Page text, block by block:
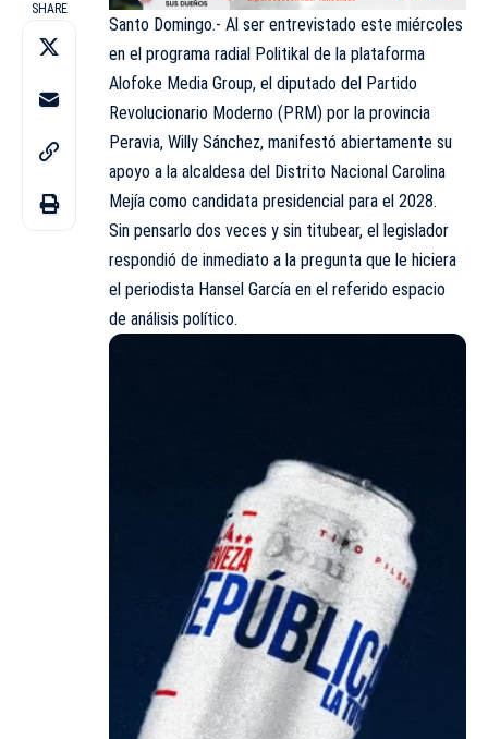
SHARE
Santo Domingo.- Al ser entrevistado este miércoles
en el programa radial Politikal de la plataforma
Alofoke Media Group, el diputado del Partido
Revolucionario Moderno (PRM) por la provincia
Peravia, Willy Sánchez, manifestó abiertamente su
apoyo a la alcaldesa del Distrito Nacional Carolina
Mejía como candidata presidencial para el 2028.
Sin pensarlo dos veces y sin titubear, el legislador
respondió de inmediato a la pregunta que le hiciera
el periodista Hansel García en el referido espacio
de análisis político.